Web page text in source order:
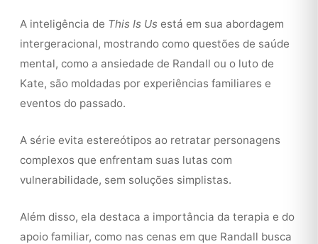
A inteligência de This Is Us está em sua abordagem
intergeracional, mostrando como questões de saúde
mental, como a ansiedade de Randall ou o luto de
Kate, são moldadas por experiências familiares e
eventos do passado.
A série evita estereótipos ao retratar personagens
complexos que enfrentam suas lutas com
vulnerabilidade, sem soluções simplistas.
Além disso, ela destaca a importância da terapia e do
apoio familiar, como nas cenas em que Randall busca